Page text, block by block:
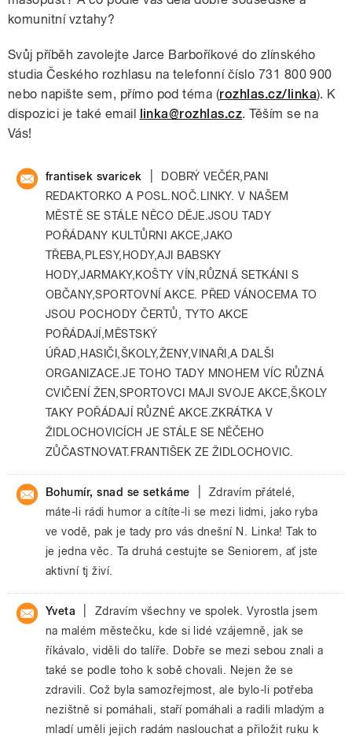
komunitní vztahy?
Svůj příběh zavolejte Jarce Barboříkové do zlínského
studia Českého rozhlasu na telefonní číslo 731 800 900
nebo napište sem, přímo pod téma (rozhlas.cz/linka). K
dispozici je také email linka@rozhlas.cz. Těším se na
Vás!
frantisek svaricek
DOBRÝ VEČÉR,PANI
REDAKTORKO A POSL.NOČ.LINKY. V NAŠEM
MĚSTĚ SE STÁLE NĚCO DĚJE.JSOU TADY
POŘÁDANY KULTŮRNI AKCE,JAKO
TŘEBA,PLESY,HODY,AJI BABSKY
HODY,JARMAKY,KOŠTY VÍN,RŮZNÁ SETKÁNI S
OBČANY,SPORTOVNÍ AKCE. PŘED VÁNOCEMA TO
JSOU POCHODY ČERTŮ, TYTO AKCE
POŘÁDAJÍ,MĚSTSKÝ
ÚŘAD,HASIČI,ŠKOLY,ŽENY,VINAŘI,A DALŠI
ORGANIZACE.JE TOHO TADY MNOHEM VÍC RŮZNÁ
CVIČENÍ ŽEN,SPORTOVCI MAJI SVOJE AKCE,ŠKOLY
TAKY POŘÁDAJÍ RŮZNÉ AKCE.ZKRÁTKA V
ŽIDLOCHOVICÍCH JE STÁLE SE NĚČEHO
ZŮČASTNOVAT.FRANTIŠEK ZE ŽIDLOCHOVIC.
Bohumír, snad se setkáme
Zdravím přátelé,
máte-li rádi humor a cítíte-li se mezi lidmi, jako ryba
ve vodě, pak je tady pro vás dnešní N. Linka! Tak to
je jedna věc. Ta druhá cestujte se Seniorem, ať jste
aktivní tj živí.
Yveta
Zdravím všechny ve spolek. Vyrostla jsem
na malém městečku, kde si lidé vzájemně, jak se
říkávalo, viděli do talíře. Dobře se mezi sebou znali a
také se podle toho k sobě chovali. Nejen že se
zdravili. Což byla samozřejmost, ale bylo-li potřeba
nezištně si pomáhali, staří pomáhali a radili mladým a
mladí uměli jejich radám naslouchat a přiložit ruku k